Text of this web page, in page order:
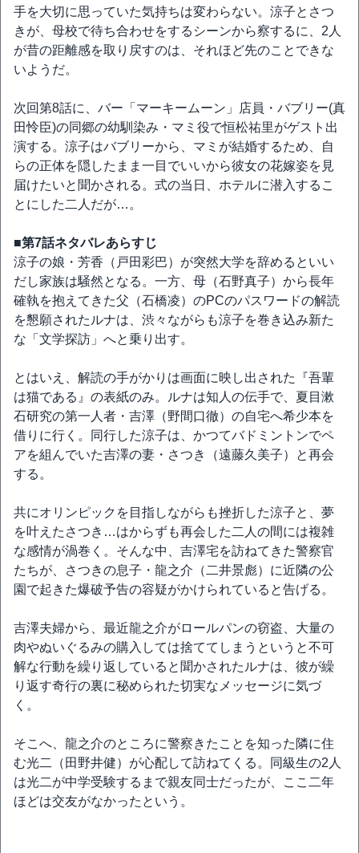
手を大切に思っていた気持ちは変わらない。涼子とさつ
きが、母校で待ち合わせをするシーンから察するに、2人
が昔の距離感を取り戻すのは、それほど先のことできな
いようだ。
次回第8話に、バー「マーキームーン」店員・バブリー(真
田怜臣)の同郷の幼馴染み・マミ役で恒松祐里がゲスト出
演する。涼子はバブリーから、マミが結婚するため、自
らの正体を隠したまま一目でいいから彼女の花嫁姿を見
届けたいと聞かされる。式の当日、ホテルに潜入するこ
とにした二人だが…。
■第7話ネタバレあらすじ
涼子の娘・芳香（戸田彩巴）が突然大学を辞めるといい
だし家族は騒然となる。一方、母（石野真子）から長年
確執を抱えてきた父（石橋凌）のPCのパスワードの解読
を懇願されたルナは、渋々ながらも涼子を巻き込み新た
な「文学探訪」へと乗り出す。
とはいえ、解読の手がかりは画面に映し出された『吾輩
は猫である』の表紙のみ。ルナは知人の伝手で、夏目漱
石研究の第一人者・吉澤（野間口徹）の自宅へ希少本を
借りに行く。同行した涼子は、かつてバドミントンでペ
アを組んでいた吉澤の妻・さつき（遠藤久美子）と再会
する。
共にオリンピックを目指しながらも挫折した涼子と、夢
を叶えたさつき…はからずも再会した二人の間には複雑
な感情が渦巻く。そんな中、吉澤宅を訪ねてきた警察官
たちが、さつきの息子・龍之介（二井景彪）に近隣の公
園で起きた爆破予告の容疑がかけられていると告げる。
吉澤夫婦から、最近龍之介がロールパンの窃盗、大量の
肉やぬいぐるみの購入しては捨ててしまうというと不可
解な行動を繰り返していると聞かされたルナは、彼が繰
り返す奇行の裏に秘められた切実なメッセージに気づ
く。
そこへ、龍之介のところに警察きたことを知った隣に住
む光二（田野井健）が心配して訪ねてくる。同級生の2人
は光二が中学受験するまで親友同士だったが、ここ二年
ほどは交友がなかったという。